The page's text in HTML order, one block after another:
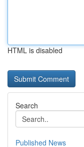
HTML is disabled
Search
Published News